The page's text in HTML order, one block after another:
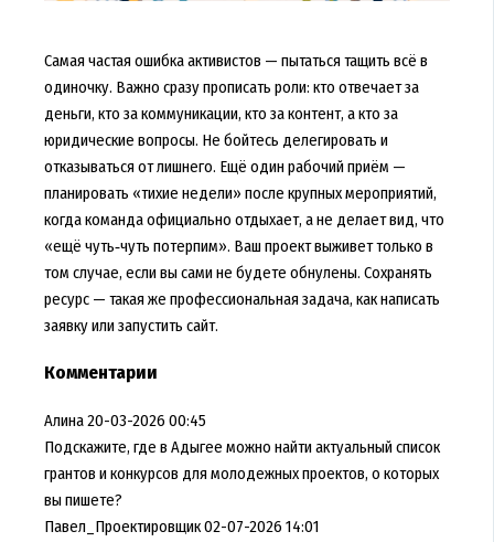
Самая частая ошибка активистов — пытаться тащить всё в
одиночку. Важно сразу прописать роли: кто отвечает за
деньги, кто за коммуникации, кто за контент, а кто за
юридические вопросы. Не бойтесь делегировать и
отказываться от лишнего. Ещё один рабочий приём —
планировать «тихие недели» после крупных мероприятий,
когда команда официально отдыхает, а не делает вид, что
«ещё чуть‑чуть потерпим». Ваш проект выживет только в
том случае, если вы сами не будете обнулены. Сохранять
ресурс — такая же профессиональная задача, как написать
заявку или запустить сайт.
Комментарии
Алина20-03-2026 00:45
Подскажите, где в Адыгее можно найти актуальный список
грантов и конкурсов для молодежных проектов, о которых
вы пишете?
Павел_Проектировщик02-07-2026 14:01